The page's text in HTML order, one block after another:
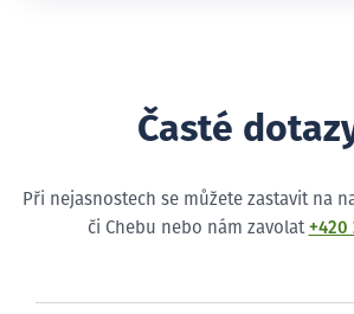
Časté
Při nejasnostech se můžete zastavit na
či Chebu nebo nám zavolat +420